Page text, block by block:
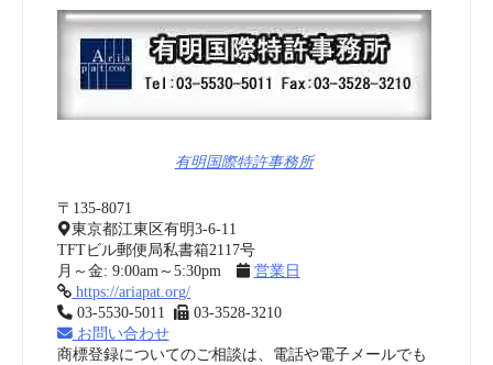
有明国際特許事務所
〒135-8071
東京都江東区有明3-6-11
TFTビル郵便局私書箱2117号
月～金: 9:00am～5:30pm
営業日
https://ariapat.org/
03-5530-5011
03-3528-3210
お問い合わせ
商標登録についてのご相談は、電話や電子メールでも